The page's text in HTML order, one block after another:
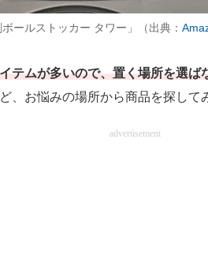
ールストッカー タワー」（出典：
テムが多いので、置く場所を選ば
お悩みの場所から商品を探して
advertisement